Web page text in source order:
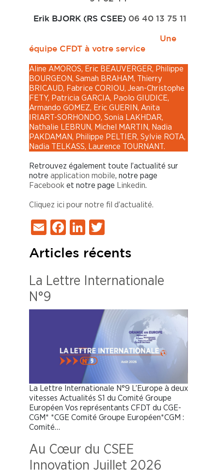
Erik BJORK (RS CSEE) 06 40 13 75 11
Une
équipe CFDT à votre service
Aline AMOROS, Eric BEAUVERGER, Philippe
BOURGEON, Samah BRAHAM, Thierry
BRICAUD, Fabrice CORIOU, Jean-Christophe
FETY, Patricia GARCIA, Paolo GIUDICE,
Armando GOMEZ, Eric GUERIN, Anita
IRIART-SORHONDO, Sonia LAKHDAR,
Nathalie LEBRUN, Michel MARTIN, Nadia
PAKDAMAN, Philippe PELTIER, Sylvie ROTA,
Nadia TELKASS, Laurence TOURNANT.
Retrouvez également toute l’actualité sur
notre application mobile, notre page
Facebook et notre page Linkedin.
Cliquez ici pour notre fil d’actualité.
EmailFacebook
LinkedIn
Articles récents
La Lettre Internationale
N°9
La Lettre Internationale N°9 L’Europe à deux
vitesses Actualités S1 du Comité Groupe
Européen Vos représentants CFDT du CGE-
CGM* *CGE Comité Groupe Européen*CGM :
Comité…
Au Cœur du CSEE
Innovation Juillet 2026